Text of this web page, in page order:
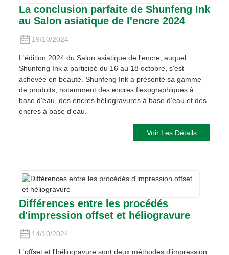
La conclusion parfaite de Shunfeng Ink
au Salon asiatique de l'encre 2024
19/10/2024
L'édition 2024 du Salon asiatique de l'encre, auquel
Shunfeng Ink a participé du 16 au 18 octobre, s'est
achevée en beauté. Shunfeng Ink a présenté sa gamme
de produits, notamment des encres flexographiques à
base d'eau, des encres héliogravures à base d'eau et des
encres à base d'eau.
Voir Les Détails
Différences entre les procédés
d'impression offset et héliogravure
14/10/2024
L'offset et l'héliogravure sont deux méthodes d'impression